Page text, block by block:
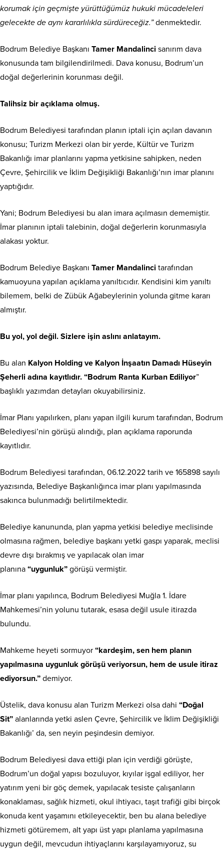
korumak için geçmişte yürüttüğümüz hukuki mücadeleleri
gelecekte de aynı kararlılıkla sürdüreceğiz.”denmektedir.
Bodrum Belediye Başkanı Tamer Mandalinci sanırım dava
konusunda tam bilgilendirilmedi. Dava konusu, Bodrum’un
doğal değerlerinin korunması değil.
Talihsiz bir açıklama olmuş.
Bodrum Belediyesi tarafından planın iptali için açılan davanın
konusu; Turizm Merkezi olan bir yerde, Kültür ve Turizm
Bakanlığı imar planlarını yapma yetkisine sahipken, neden
Çevre, Şehircilik ve İklim Değişikliği Bakanlığı’nın imar planını
yaptığıdır.
Yani; Bodrum Belediyesi bu alan imara açılmasın dememiştir.
İmar planının iptali talebinin, doğal değerlerin korunmasıyla
alakası yoktur.
Bodrum Belediye Başkanı Tamer Mandalinci tarafından
kamuoyuna yapılan açıklama yanıltıcıdır. Kendisini kim yanıltı
bilemem, belki de Zübük Ağabeylerinin yolunda gitme kararı
almıştır.
Bu yol, yol değil. Sizlere işin aslını anlatayım.
Bu alan Kalyon Holding ve Kalyon İnşaatın Damadı Hüseyin
Şeherli adına kayıtlıdır. “Bodrum Ranta Kurban Ediliyor”
başlıklı yazımdan detayları okuyabilirsiniz.
İmar Planı yapılırken, planı yapan ilgili kurum tarafından, Bodrum
Belediyesi’nin görüşü alındığı, plan açıklama raporunda
kayıtlıdır.
Bodrum Belediyesi tarafından, 06.12.2022 tarih ve 165898 sayılı
yazısında, Belediye Başkanlığınca imar planı yapılmasında
sakınca bulunmadığı belirtilmektedir.
Belediye kanununda, plan yapma yetkisi belediye meclisinde
olmasına rağmen, belediye başkanı yetki gaspı yaparak, meclisi
devre dışı bırakmış ve yapılacak olan imar
planına “uygunluk” görüşü vermiştir.
İmar planı yapılınca, Bodrum Belediyesi Muğla 1. İdare
Mahkemesi’nin yolunu tutarak, esasa değil usule itirazda
bulundu.
Mahkeme heyeti sormuyor “kardeşim, sen hem planın
yapılmasına uygunluk görüşü veriyorsun, hem de usule itiraz
ediyorsun.” demiyor.
Üstelik, dava konusu alan Turizm Merkezi olsa dahi “Doğal
Sit” alanlarında yetki aslen Çevre, Şehircilik ve İklim Değişikliği
Bakanlığı’ da, sen neyin peşindesin demiyor.
Bodrum Belediyesi dava ettiği plan için verdiği görüşte,
Bodrum’un doğal yapısı bozuluyor, kıyılar işgal ediliyor, her
yatırım yeni bir göç demek, yapılacak tesiste çalışanların
konaklaması, sağlık hizmeti, okul ihtiyacı, taşıt trafiği gibi birçok
konuda kent yaşamını etkileyecektir, ben bu alana belediye
hizmeti götüremem, alt yapı üst yapı planlama yapılmasına
uygun değil, mevcudun ihtiyaçlarını karşılayamıyoruz, su